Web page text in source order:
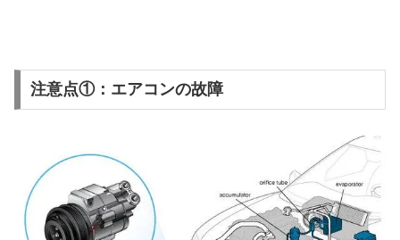
注意点①：エアコンの故障